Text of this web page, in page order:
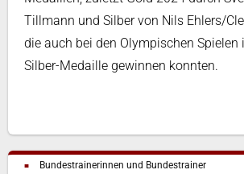
Tillmann und Silber von Nils Ehlers/
die auch bei den Olympischen Spielen
Silber-Medaille gewinnen konnten.
Bundestrainerinnen und Bundestrainer